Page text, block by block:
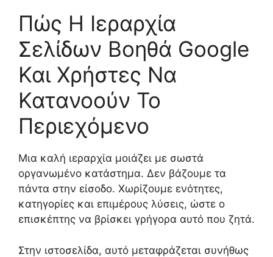
Πώς Η Ιεραρχία
Σελίδων Βοηθά Google
Και Χρήστες Να
Κατανοούν Το
Περιεχόμενο
Μια καλή ιεραρχία μοιάζει με σωστά
οργανωμένο κατάστημα. Δεν βάζουμε τα
πάντα στην είσοδο. Χωρίζουμε ενότητες,
κατηγορίες και επιμέρους λύσεις, ώστε ο
επισκέπτης να βρίσκει γρήγορα αυτό που ζητά.
Στην ιστοσελίδα, αυτό μεταφράζεται συνήθως